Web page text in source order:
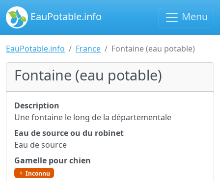
EauPotable.info Menu
EauPotable.info France Fontaine (eau potable)
Fontaine (eau potable)
Description
Une fontaine le long de la départementale
Eau de source ou du robinet
Eau de source
Gamelle pour chien
Inconnu